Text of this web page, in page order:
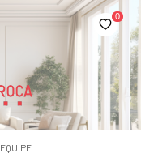
0
EQUIPE